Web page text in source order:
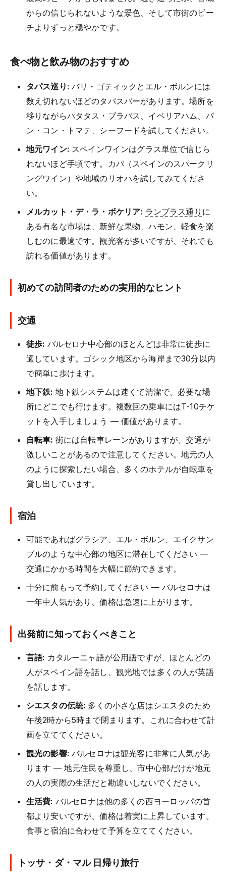
からの信じられないような景色、そして市街のビー
チよりずっと穏やかです。
食べ物と飲み物のおすすめ
タパス巡り: バリ・ゴティックとエル・ボルンには
数え切れないほどのタパスバーがあります。場所を
移りながらパタタス・ブラバス、イベリアハム、パ
ン・コン・トマテ、シーフードを試してください。
地元ワイン: スペインワインはグラス単位で信じら
れないほど手頃です。カバ（スペインのスパークリ
ングワイン）や地域のリオハを試してみてくださ
い。
メルカット・デ・ラ・ボケリア: ランブラス通り に
ある有名な市場は、新鮮な果物、ハモン、軽食を楽
しむのに最適です。観光客が多いですが、それでも
訪れる価値があります。
初めての訪問者のための実用的なヒント
交通
徒歩: バルセロナ中心部のほとんどは非常に徒歩に
適しています。ゴシック地区から海岸まで30分以内
で簡単に歩けます。
地下鉄: 地下鉄システムは速くて清潔で、必要な場
所にどこでも行けます。複数回の乗車にはT-10チケ
ットを入手しましょう — 価値があります。
自転車: 街には自転車レーンがありますが、交通が
激しいことがあるので注意してください。地元の人
のように探索したい場合、多くのホテルが自転車を
貸し出しています。
宿泊
可能であればグラシア、エル・ボルン、エイクサン
プルのような中心部の地区に滞在してください —
交通にかかる時間を大幅に節約できます。
十分に前もって予約してください — バルセロナは
一年中人気があり、価格は急速に上がります。
出発前に知っておくべきこと
言語: カタルーニャ語が公用語ですが、ほとんどの
人がスペイン語を話し、観光地では多くの人が英語
を話します。
シエスタの伝統: 多くの小さな店はシエスタのため
午後2時から5時まで閉まります。これに合わせて計
画を立ててください。
観光の影響: バルセロナは観光客に非常に人気があ
ります — 地元住民を尊重し、市中心部だけが地元
の人の実際の生活だと勘違いしないでください。
生活費: バルセロナは他の多くの西ヨーロッパの首
都より安いですが、価格は着実に上昇しています。
食事と宿泊に合わせて予算を立ててください。
トッサ・ダ・マル 日帰り旅行